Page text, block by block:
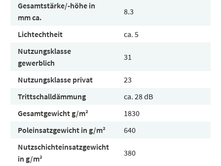
Gesamtstärke/-höhe in
mm ca.
8.3
Lichtechtheit
ca. 5
Nutzungsklasse
gewerblich
31
Nutzungsklasse privat
23
Trittschalldämmung
ca. 28 dB
Gesamtgewicht g/m²
1830
Poleinsatzgewicht in g/m²
640
Nutzschichteinsatzgewicht
in g/m²
380